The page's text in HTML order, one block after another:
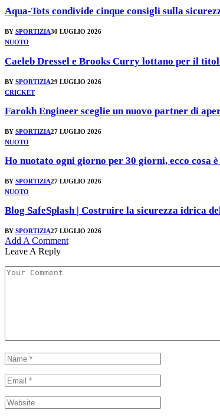
Aqua-Tots condivide cinque consigli sulla
BY SPORTIZIA30 LUGLIO 2026
NUOTO
Caeleb Dressel e Brooks Curry lottano per il
BY SPORTIZIA29 LUGLIO 2026
CRICKET
Farokh Engineer sceglie un nuovo partner di
BY SPORTIZIA27 LUGLIO 2026
NUOTO
Ho nuotato ogni giorno per 30 giorni, ecco cosa è
BY SPORTIZIA27 LUGLIO 2026
NUOTO
Blog SafeSplash | Costruire la sicurezza idrica
BY SPORTIZIA27 LUGLIO 2026
Add A Comment
Leave A Reply